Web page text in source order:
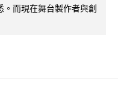
而現在舞台製作者與創